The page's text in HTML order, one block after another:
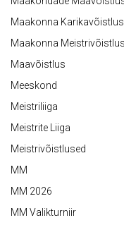
Maakonna
Maakonna
Maavõistlus
Meeskond
Meistriliiga
Meistrite Liiga
Meistrivõistlused
MM
MM 2026
MM Valikturniir